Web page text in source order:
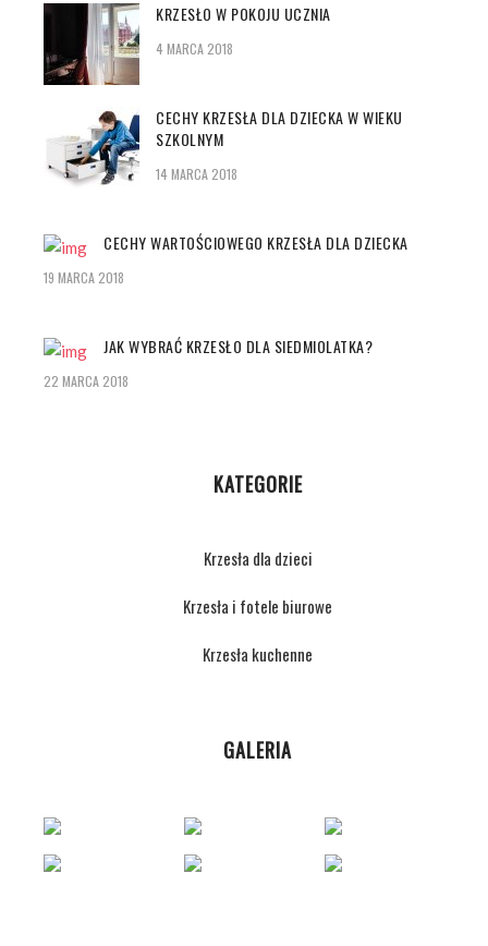
KRZESŁO W POKOJU UCZNIA
4 MARCA 2018
CECHY KRZESŁA DLA DZIECKA W WIEKU
SZKOLNYM
14 MARCA 2018
CECHY WARTOŚCIOWEGO KRZESŁA DLA DZIECKA
19 MARCA 2018
JAK WYBRAĆ KRZESŁO DLA SIEDMIOLATKA?
22 MARCA 2018
KATEGORIE
Krzesła dla dzieci
Krzesła i fotele biurowe
Krzesła kuchenne
GALERIA